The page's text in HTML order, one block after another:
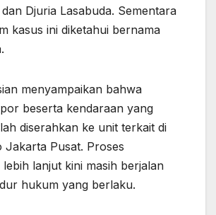
Djuria Lasabuda. Sementara
kasus ini diketahui bernama
menyampaikan bahwa
beserta kendaraan yang
diserahkan ke unit terkait di
Jakarta Pusat. Proses
lebih lanjut kini masih berjalan
hukum yang berlaku.